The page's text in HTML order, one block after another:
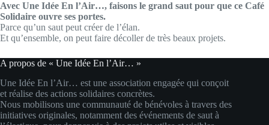
Avec Une Idée En l’Air…, faisons le grand saut pour que ce Café
Solidaire ouvre ses portes.
Parce qu’un saut peut créer de l’élan.
Et qu’ensemble, on peut faire décoller de très beaux projets.
A propos de « Une Idée En l’Air… »
Une Idée En l’Air… est une association engagée qui conçoit
et réalise des actions solidaires concrètes.
Nous mobilisons une communauté de bénévoles à travers des
initiatives originales, notamment des événements de saut à